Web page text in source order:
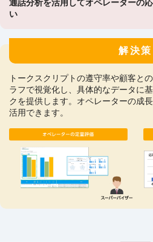
通話分析を活用してオペレーターの
い
解決策
トークスクリプトの遵守率や顧客と
ラフで視覚化し、具体的なデータに
クを提供します。オペレーターの成
活用できます。